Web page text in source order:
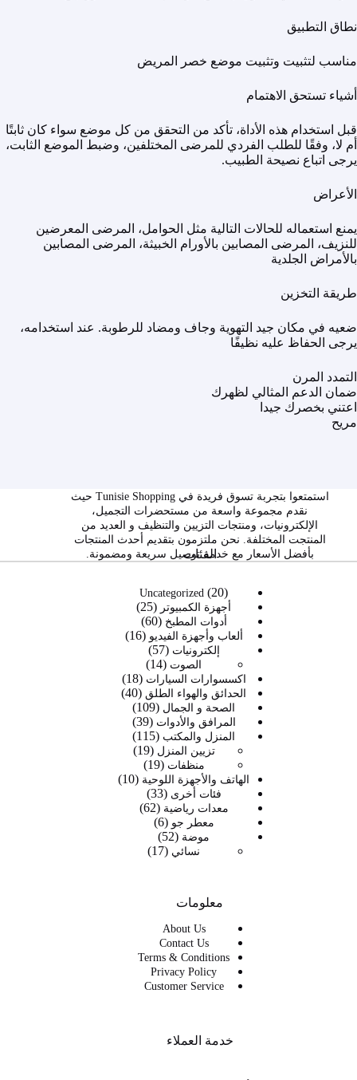
نطاق التطبيق
مناسب لتثبيت وتثبيت موضع خصر المريض
أشياء تستحق الاهتمام
قبل استخدام هذه الأداة، تأكد من التحقق من كل موضع سواء كان ثابتًا
أم لا، وفقًا للطلب الفردي للمرضى المختلفين، وضبط الموضع الثابت،
يرجى اتباع نصيحة الطبيب.
الأعراض
يمنع استعماله للحالات التالية مثل الحوامل، المرضى المعرضين
للنزيف، المرضى المصابين بالأورام الخبيثة، المرضى المصابين
بالأمراض الجلدية
طريقة التخزين
ضعيه في مكان جيد التهوية وجاف ومضاد للرطوبة. عند استخدامه،
يرجى الحفاظ عليه نظيفًا
التمدد المرن
ضمان الدعم المثالي لظهرك
اعتني بخصرك جيدا
مريح
استمتعوا بتجربة تسوق فريدة في Tunisie Shopping حيث
نقدم مجموعة واسعة من مستحضرات التجميل،
الإلكترونيات، ومنتجات التزيين والتنظيف و العديد من
المنتجت المختلفة. نحن ملتزمون بتقديم أحدث المنتجات
بأفضل الأسعار مع خدمة توصيل سريعة ومضمونة.
الفئات
Uncategorized 20
20
منتج
أجهزة الكمبيوتر 25
25
منتج
أدوات المطبخ 60
60
منتج ألعاب وأجهزة الفيديو 16
16
إلكترونيات 57
57
منتج
الصوت 14
14
منتجاكسسوارات السيارات 18
18
منتج
الحدائق والهواء الطلق 40
40
الصحة و الجمال 109
109
منتجات
المرافق والأدوات 39
39
منتج
المنزل والمكتب 115
115
منتج
تزيين المنزل 19
19
منظفات 19
19
منتجالهاتف والأجهزة اللوحية 10
10
فئات أخرى 33
33
منتج
معدات رياضية 62
62
معطر جو 6
6
منتجات
موضة 52
52
منتج
نسائي 17
17
معلومات
About Us
Contact Us
Terms & Conditions
Privacy Policy
Customer Service
خدمة العملاء